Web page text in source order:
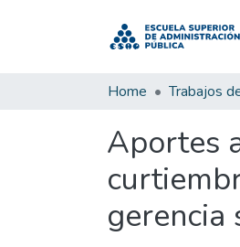
Home Trabajos
Aportes
gerencia